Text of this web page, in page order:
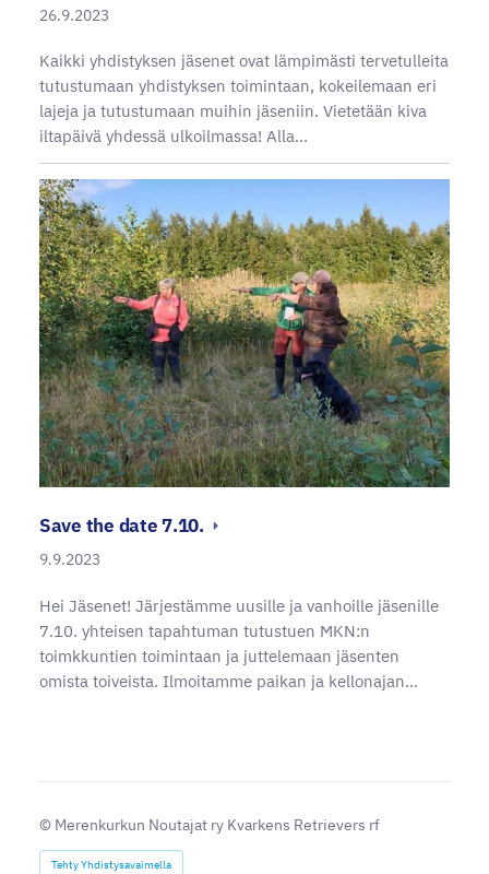
26.9.2023
Kaikki yhdistyksen jäsenet ovat lämpimästi tervetulleita
tutustumaan yhdistyksen toimintaan, kokeilemaan eri
lajeja ja tutustumaan muihin jäseniin. Vietetään kiva
iltapäivä yhdessä ulkoilmassa! Alla…
Save the date 7.10.
9.9.2023
Hei Jäsenet! Järjestämme uusille ja vanhoille jäsenille
7.10. yhteisen tapahtuman tutustuen MKN:n
toimkkuntien toimintaan ja juttelemaan jäsenten
omista toiveista. Ilmoitamme paikan ja kellonajan…
© Merenkurkun Noutajat ry Kvarkens Retrievers rf
Tehty Yhdistysavaimella